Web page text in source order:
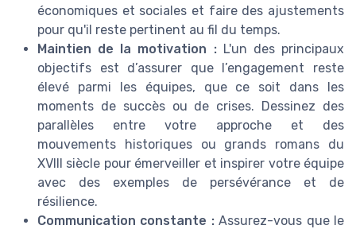
économiques et sociales et faire des ajustements
pour qu'il reste pertinent au fil du temps.
Maintien de la motivation :L'un des principaux
objectifs est d’assurer que l’engagement reste
élevé parmi les équipes, que ce soit dans les
moments de succès ou de crises. Dessinez des
parallèles entre votre approche et des
mouvements historiques ou grands romans du
XVIII siècle pour émerveiller et inspirer votre équipe
avec des exemples de persévérance et de
résilience.
Communication constante :Assurez-vous que le